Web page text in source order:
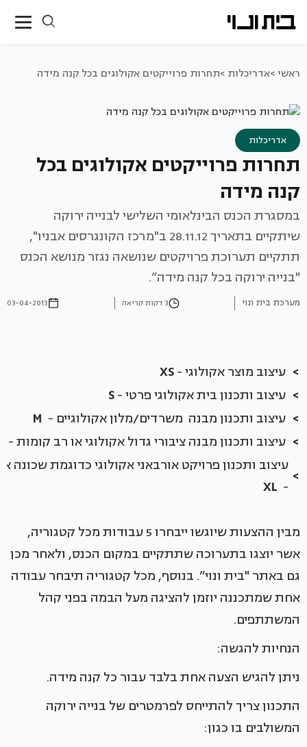
ראשי >אדריכלות >תחרות פרוייקטים אקולוגים בכל קנה מידה
אדריכלות
תחרות פרוייקטים אקולוגים בכל
קנה מידה
במסגרת הכנס הבינלאומי השלישי לבנייה ירוקה
שיתקיים בתאריך 28.11.12 ב"מרכז הקונגרסים אבניו",
תתקיים תערוכת פרויקטים שנושאה נגזר מנושא הכנס
"בנייה ירוקה בכל קנה מידה”.
מערכת בית ונוי 3 דקות קריאה 03-04-2013
> עיצוב מוצר אקולוגי -XS
> עיצוב ותכנון בית אקולוגי פרטי -S
> עיצוב ותכנון מבנה משרדים/מלון אקולוגיים - M
> עיצוב ותכנון מבנה ציבורי גדול אקולוגי או רב קומות -
>
עיצוב ותכנון פרויקט אורבאני אקולוגי כדוגמת שכונה
-
XL
מבין ההצעות שיוגשו ייבחרו 5 עבודות מכל קטגוריה,
אשר יוצגו בתערוכה שתתקיים במקום הכנס, ולאחר מכן
גם באתר "בית ונוי”. בנוסף, מכל קטגוריה תיבחר עבודה
אחת שמתכננה יוזמן להציגה מעל הבמה בפני קהל
המשתתפים.
הנחיות להגשה:
ניתן להגיש הצעה אחת בלבד עבור כל קנה מידה.
התכנון צריך להתייחס לפרמטרים של בנייה ירוקה
המשולבים בו כגון: